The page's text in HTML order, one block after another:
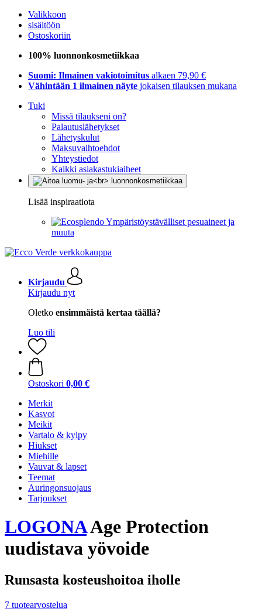
Valikkoon
sisältöön
Ostoskoriin
100% luonnonkosmetiikkaa
Suomi: Ilmainen vakiotoimitus alkaen 79,90 €
Vähintään 1 ilmainen näyte jokaisen tilauksen mukana
Tuki
Missä tilaukseni on?
Palautuslähetykset
Lähetyskulut
Maksuvaihtoehdot
Yhteystiedot
Kaikki asiakastukiaiheet
Lisää inspiraatiota
Ympäristöystävälliset pesuaineet ja
muuta
Kirjaudu
Kirjaudu nyt
Oletko ensimmäistä kertaa täällä?
Luo tili
Ostoskori 0,00 €
Merkit
Kasvot
Meikit
Vartalo & kylpy
Hiukset
Miehille
Vauvat & lapset
Teemat
Auringonsuojaus
Tarjoukset
LOGONAAge Protection
uudistava yövoide
Runsasta kosteushoitoa iholle
7 tuotearvostelua